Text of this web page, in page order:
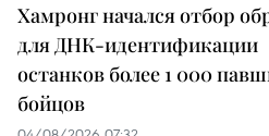
Хамронг начался отбор
для ДНК-идентификации
останков более 1 000
бойцов